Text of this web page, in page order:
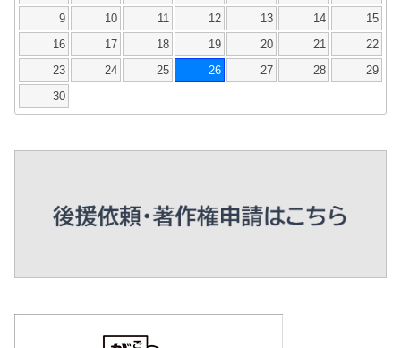
9 10 11 12 13 14 15
16 17 18 19 20 21 22
23 24 25 26 27 28 29
30